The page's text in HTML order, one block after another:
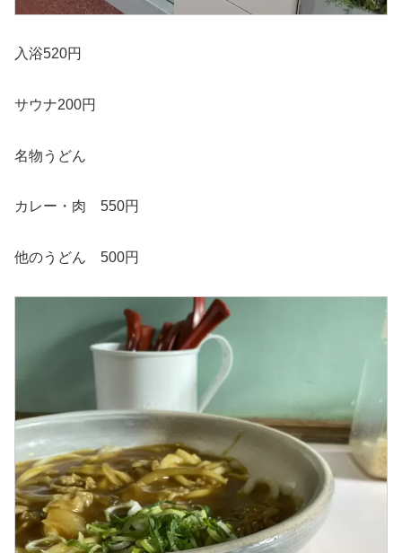
入浴520円
サウナ200円
名物うどん
カレー・肉 550円
他のうどん 500円